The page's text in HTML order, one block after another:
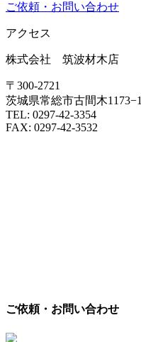
ご依頼・お問い合わせ
アクセス
株式会社 筑波材木店
〒300-2721
茨城県常総市古間木1173−1
TEL: 0297-42-3354
FAX: 0297-42-3532
ご依頼・お問い合わせ